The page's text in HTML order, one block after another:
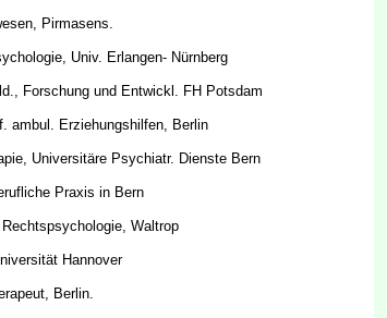
Pirmasens.
Univ. Erlangen- Nürnberg
Forschung und Entwickl. FH Potsdam
ambul. Erziehungshilfen, Berlin
Universitäre Psychiatr. Dienste Bern
Praxis in Bern
Waltrop
Hannover
Berlin.